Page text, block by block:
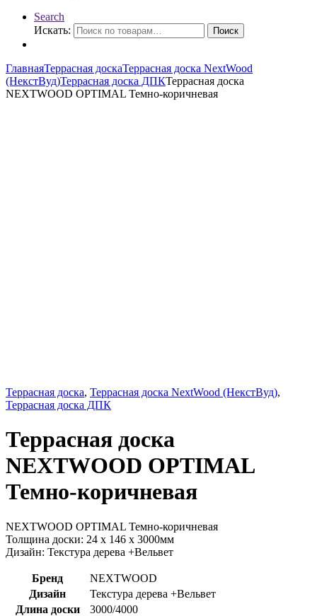
Search
Искать:
Поиск
ГлавнаяТеррасная доскаТеррасная доска NextWood
(НекстВуд)Террасная доска ДПКТеррасная доска
NEXTWOOD OPTIMAL Темно-коричневая
Террасная доска, Террасная доска NextWood (НекстВуд),
Террасная доска ДПК
Террасная доска
NEXTWOOD OPTIMAL
Темно-коричневая
NEXTWOOD OPTIMAL Темно-коричневая
Толщина доски: 24 х 146 х 3000мм
Дизайн: Текстура дерева +Вельвет
Бренд
NEXTWOOD
Дизайн
Текстура дерева +Вельвет
Длина доски
3000/4000